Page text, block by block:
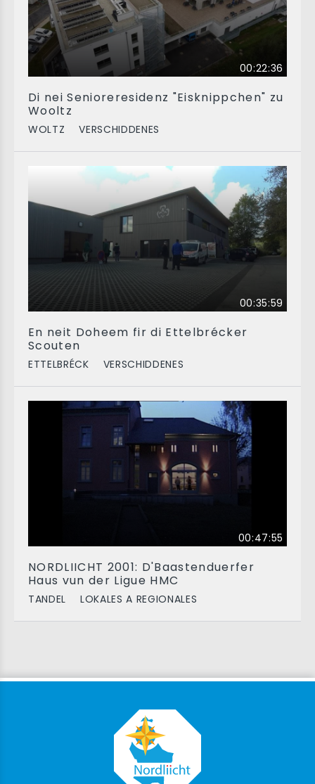
00:22:36
Di nei Senioreresidenz "Eisknippchen" zu
Wooltz
WOLTZ VERSCHIDDENES
00:35:59
En neit Doheem fir di Ettelbrécker
Scouten
ETTELBRÉCK VERSCHIDDENES
00:47:55
NORDLIICHT 2001: D'Baastenduerfer
Haus vun der Ligue HMC
TANDEL LOKALES A REGIONALES